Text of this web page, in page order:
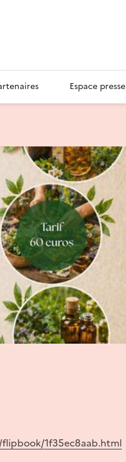
Espace presse
1f35ec8aab.html